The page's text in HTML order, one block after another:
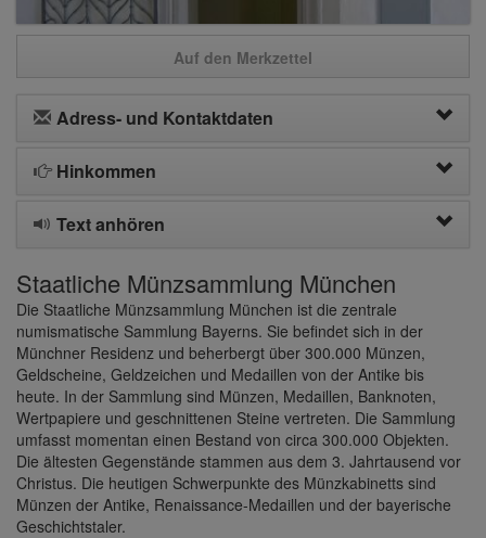
Auf den Merkzettel
Adress- und Kontaktdaten
Hinkommen
Text anhören
Staatliche Münzsammlung München
Die Staatliche Münzsammlung München ist die zentrale
numismatische Sammlung Bayerns. Sie befindet sich in der
Münchner Residenz und beherbergt über 300.000 Münzen,
Geldscheine, Geldzeichen und Medaillen von der Antike bis
heute. In der Sammlung sind Münzen, Medaillen, Banknoten,
Wertpapiere und geschnittenen Steine vertreten. Die Sammlung
umfasst momentan einen Bestand von circa 300.000 Objekten.
Die ältesten Gegenstände stammen aus dem 3. Jahrtausend vor
Christus. Die heutigen Schwerpunkte des Münzkabinetts sind
Münzen der Antike, Renaissance-Medaillen und der bayerische
Geschichtstaler.